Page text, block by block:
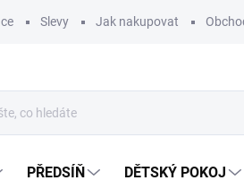
Slevy Jak nakupovat
PŘEDSÍŇ DĚTSKÝ POKOJ